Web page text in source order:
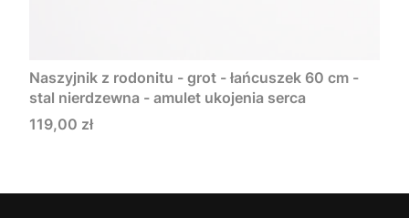
Naszyjnik z rodonitu - grot - łańcuszek 60 cm -
stal nierdzewna - amulet ukojenia serca
Cena
119,00 zł